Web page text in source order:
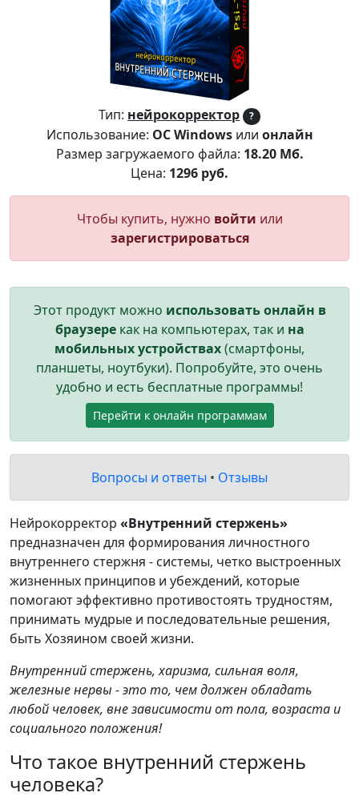
Тип: нейрокорректор ?
Использование: ОС Windowsили онлайн
Размер загружаемого файла: 18.20 Мб.
Цена: 1296 руб.
Чтобы купить, нужно войти или
зарегистрироваться
Этот продукт можно использовать онлайн в
браузерекак на компьютерах, так и на
мобильных устройствах(смартфоны,
планшеты, ноутбуки). Попробуйте, это очень
удобно и есть бесплатные программы!
Перейти к онлайн программам
Вопросы и ответы • Отзывы
Нейрокорректор «Внутренний стержень»
предназначен для формирования личностного
внутреннего стержня - системы, четко выстроенных
жизненных принципов и убеждений, которые
помогают эффективно противостоять трудностям,
принимать мудрые и последовательные решения,
быть Хозяином своей жизни.
Внутренний стержень, харизма, сильная воля,
железные нервы - это то, чем должен обладать
любой человек, вне зависимости от пола, возраста и
социального положения!
Что такое внутренний стержень
человека?